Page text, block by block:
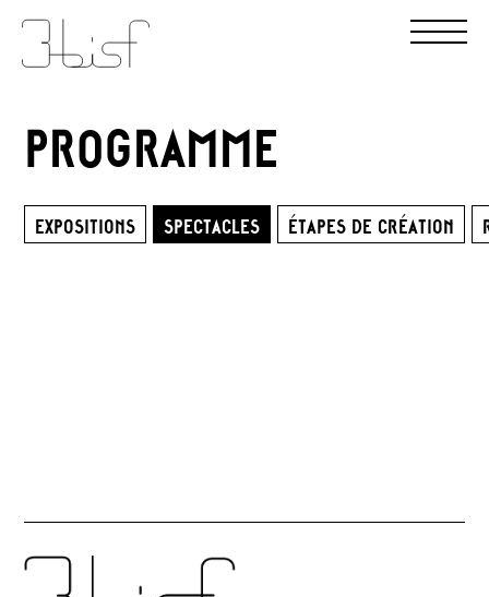
PROGRAMME
EXPOSITIONS SPECTACLES ÉTAPES DE CRÉATION